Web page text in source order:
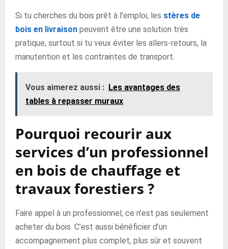
Si tu cherches du bois prêt à l’emploi, les stères de
bois en livraison peuvent être une solution très
pratique, surtout si tu veux éviter les allers-retours, la
manutention et les contraintes de transport.
Vous aimerez aussi : Les avantages des
tables à repasser muraux
Pourquoi recourir aux
services d’un professionnel
en bois de chauffage et
travaux forestiers ?
Faire appel à un professionnel, ce n’est pas seulement
acheter du bois. C’est aussi bénéficier d’un
accompagnement plus complet, plus sûr et souvent